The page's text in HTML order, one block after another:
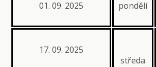
01. 09. 2025 pondělí
17. 09. 2025
středa